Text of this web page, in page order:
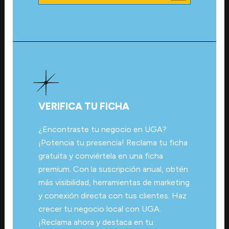
VERIFICA TU FICHA
¿Encontraste tu negocio en UGA?
¡Potencia tu presencia! Reclama tu ficha
gratuita y conviértela en una ficha
premium. Con la suscripción anual, obtén
más visibilidad, herramientas de marketing
y conexión directa con tus clientes. Haz
crecer tu negocio local con UGA.
¡Reclama ahora y destaca en tu